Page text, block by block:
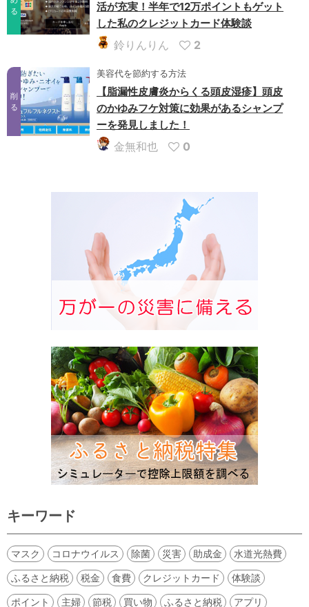
る
活が充実！半年で12万ポイントもゲット
した私のクレジットカード体験談
鈴りんりん 2
削
る
美容代を節約する方法
【脂漏性皮膚炎からくる頭皮湿疹】頭皮
のかゆみフケ対策に効果があるシャンプ
ーを発見しました！
金無和也 0
キーワード
マスク コロナウイルス 除菌 災害 助成金 水道光熱費
ふるさと納税 税金 食費 クレジットカード 体験談
ポイント 主婦 節税 買い物 ふるさと納税 アプリ